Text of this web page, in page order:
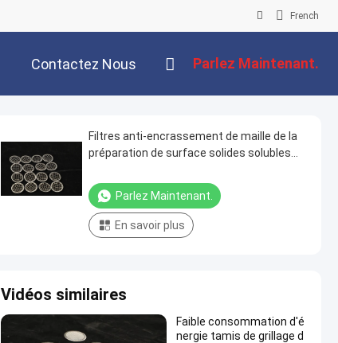
French
Contactez Nous Parlez Maintenant.
Filtres anti-encrassement de maille de la
préparation de surface solides solubles
de solvants
Parlez Maintenant.
En savoir plus
Vidéos similaires
Faible consommation d'é
nergie tamis de grillage d